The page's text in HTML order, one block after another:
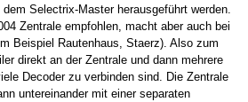
Selectrix-Master herausgeführt werden.
Zentrale empfohlen, macht aber auch bei
Beispiel Rautenhaus, Staerz). Also zum
direkt an der Zentrale und dann mehrere
Decoder zu verbinden sind. Die Zentrale
untereinander mit einer separaten